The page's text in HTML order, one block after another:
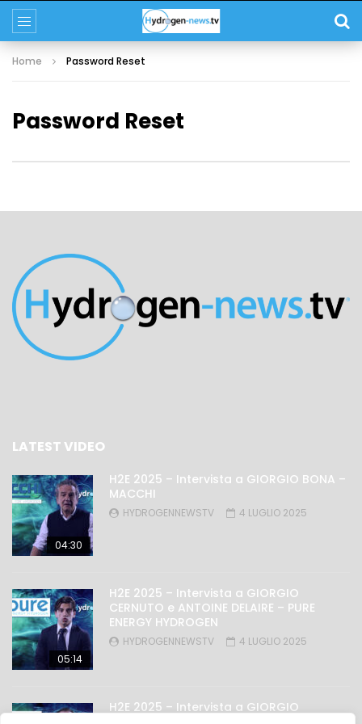
Home Password Reset
Password Reset
LATEST VIDEO
04:30
H2E 2025 – Intervista a GIORGIO BONA –
MACCHI
HYDROGENNEWSTV 4 LUGLIO 2025
05:14
H2E 2025 – Intervista a GIORGIO
CERNUTO e ANTOINE DELAIRE – PURE
ENERGY HYDROGEN
HYDROGENNEWSTV 4 LUGLIO 2025
H2E 2025 – Intervista a GIORGIO